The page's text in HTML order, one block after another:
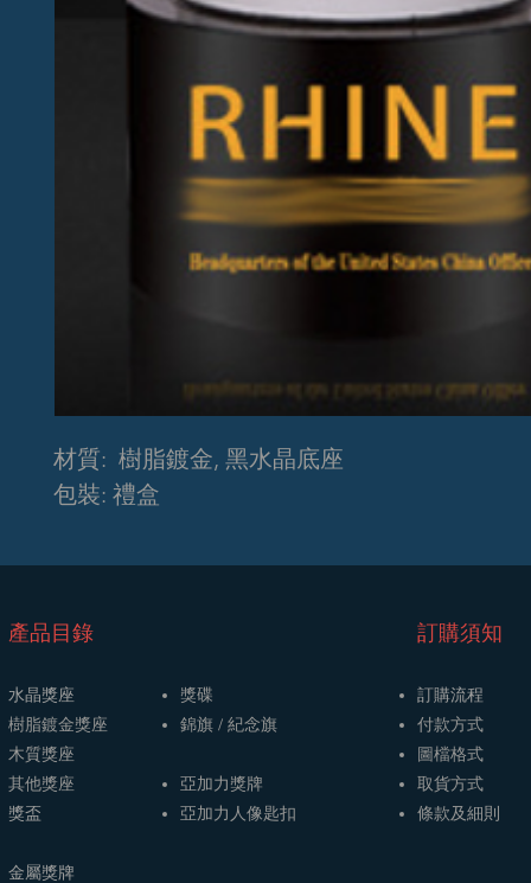
材質: 樹脂鍍金, 黑水晶底座
包裝: 禮盒
​產品目錄
水晶獎座
樹脂鍍金獎座
木質獎座
其他獎座
獎盃
金屬獎牌
獎碟
​​錦旗 / 紀念旗
亞加力獎牌
​亞加力人像匙扣
訂購須知
訂購流程
​付款方式
圖檔格式
取貨方式
條款及細則